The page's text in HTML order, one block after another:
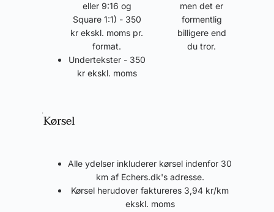
eller 9:16 og
Square 1:1) - 350
kr ekskl. moms pr.
format.
Undertekster - 350
kr ekskl. moms
men det er
formentlig
billigere end
du tror.
Kørsel
Alle ydelser inkluderer kørsel indenfor 30
km af Echers.dk's adresse.
Kørsel herudover faktureres 3,94 kr/km
ekskl. moms